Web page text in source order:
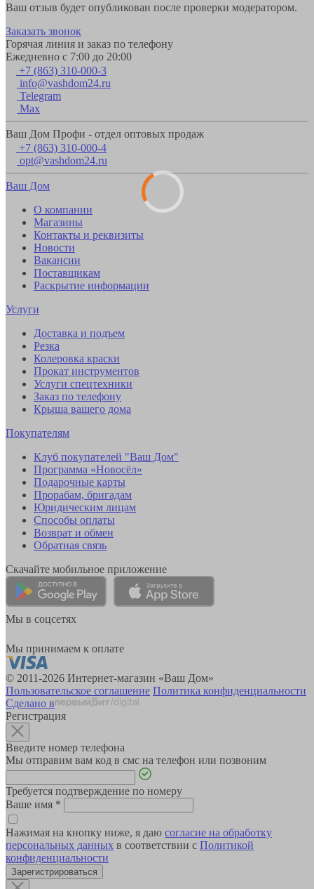
Ваш отзыв будет опубликован после проверки модератором.
Заказать звонок
Горячая линия и заказ по телефону
Ежедневно с 7:00 до 20:00
+7 (863) 310-000-3
info@vashdom24.ru
Telegram
Max
Ваш Дом Профи - отдел оптовых продаж
+7 (863) 310-000-4
opt@vashdom24.ru
Ваш Дом
О компании
Магазины
Контакты и реквизиты
Новости
Вакансии
Поставщикам
Раскрытие информации
Услуги
Доставка и подъем
Резка
Колеровка краски
Прокат инструментов
Услуги спецтехники
Заказ по телефону
Крыша вашего дома
Покупателям
Клуб покупателей "Ваш Дом"
Программа «Новосёл»
Подарочные карты
Прорабам, бригадам
Юридическим лицам
Способы оплаты
Возврат и обмен
Обратная связь
Скачайте мобильное приложение
Мы в соцсетях
Мы принимаем к оплате
© 2011-2026 Интернет-магазин «Ваш Дом»
Пользовательское соглашение Политика конфиденциальности
Сделано в
Регистрация
Введите номер телефона
Мы отправим вам код в смс на телефон или позвоним
Требуется подтверждение по номеру
Ваше имя *
Нажимая на кнопку ниже, я даю согласие на обработку
персональных данных в соответствии с Политикой
конфиденциальности
Зарегистрироваться